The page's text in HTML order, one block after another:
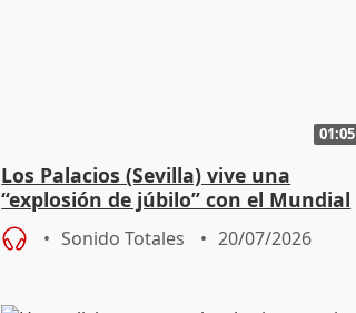
01:05
Los Palacios (Sevilla) vive una
“explosión de júbilo” con el Mundial
de Gavi y Fabián
Sonido Totales 20/07/2026